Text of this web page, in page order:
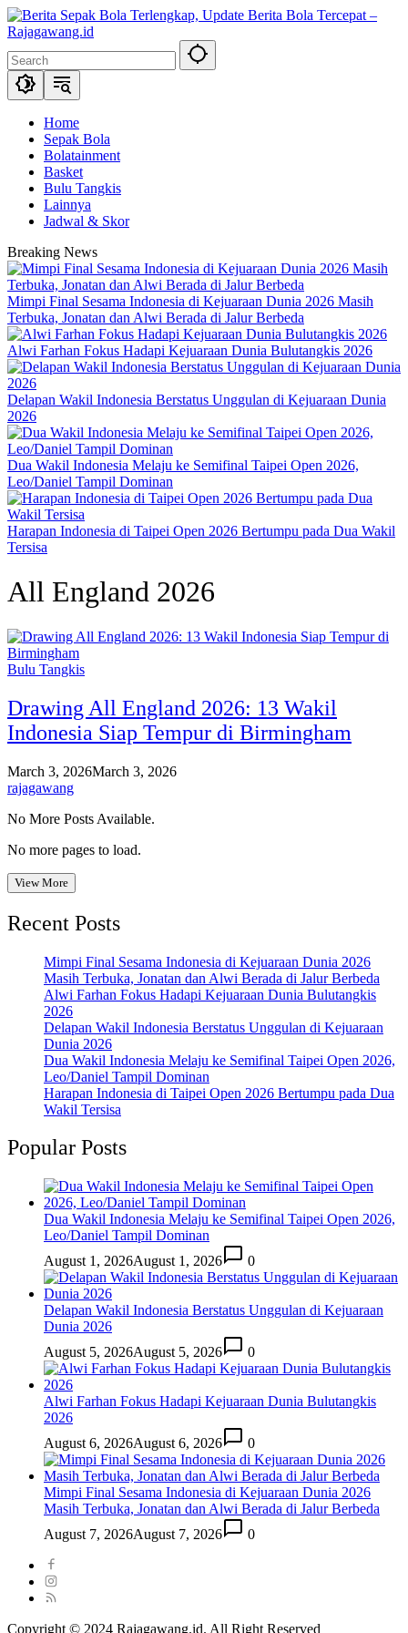
Skip
to
Home
Sepak Bola
Bolatainment
Basket
Bulu Tangkis
Lainnya
Jadwal & Skor
Breaking News
Mimpi Final Sesama Indonesia di Kejuaraan Dunia 2026 Masih
Terbuka, Jonatan dan Alwi Berada di Jalur Berbeda
Alwi Farhan Fokus Hadapi Kejuaraan Dunia Bulutangkis 2026
Delapan Wakil Indonesia Berstatus Unggulan di Kejuaraan Dunia
2026
Dua Wakil Indonesia Melaju ke Semifinal Taipei Open 2026,
Leo/Daniel Tampil Dominan
Harapan Indonesia di Taipei Open 2026 Bertumpu pada Dua Wakil
Tersisa
All England 2026
Bulu Tangkis
Drawing All England 2026: 13 Wakil
Indonesia Siap Tempur di Birmingham
March 3, 2026March 3, 2026
rajagawang
No More Posts Available.
No more pages to load.
View More
Recent Posts
Mimpi Final Sesama Indonesia di Kejuaraan Dunia 2026
Masih Terbuka, Jonatan dan Alwi Berada di Jalur Berbeda
Alwi Farhan Fokus Hadapi Kejuaraan Dunia Bulutangkis
2026
Delapan Wakil Indonesia Berstatus Unggulan di Kejuaraan
Dunia 2026
Dua Wakil Indonesia Melaju ke Semifinal Taipei Open 2026,
Leo/Daniel Tampil Dominan
Harapan Indonesia di Taipei Open 2026 Bertumpu pada Dua
Wakil Tersisa
Popular Posts
Dua Wakil Indonesia Melaju ke Semifinal Taipei Open 2026,
Leo/Daniel Tampil Dominan
August 1, 2026August 1, 2026 0
Delapan Wakil Indonesia Berstatus Unggulan di Kejuaraan
Dunia 2026
August 5, 2026August 5, 2026 0
Alwi Farhan Fokus Hadapi Kejuaraan Dunia Bulutangkis
2026
August 6, 2026August 6, 2026 0
Mimpi Final Sesama Indonesia di Kejuaraan Dunia 2026
Masih Terbuka, Jonatan dan Alwi Berada di Jalur Berbeda
August 7, 2026August 7, 2026 0
Copyright © 2024 Rajagawang.id. All Right Reserved